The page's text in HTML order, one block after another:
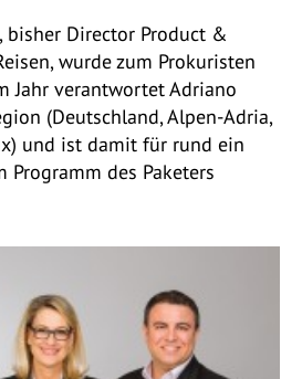
bisher Director Product &
wurde zum Prokuristen
Jahr verantwortet Adriano
(Deutschland, Alpen-Adria,
und ist damit für rund ein
Programm des Paketers